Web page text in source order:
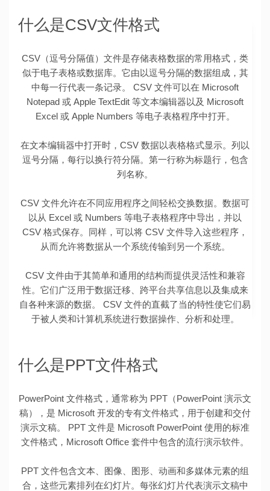
什么是CSV文件格式
CSV（逗号分隔值）文件是存储表格数据的常用格式，类
似于电子表格或数据库。它由以逗号分隔的数据组成，其
中每一行代表一条记录。 CSV 文件可以在 Microsoft
Notepad 或 Apple TextEdit 等文本编辑器以及 Microsoft
Excel 或 Apple Numbers 等电子表格程序中打开。
在文本编辑器中打开时，CSV 数据以表格格式显示。列以
逗号分隔，每行以换行符分隔。第一行称为标题行，包含
列名称。
CSV 文件允许在不同应用程序之间轻松交换数据。数据可
以从 Excel 或 Numbers 等电子表格程序中导出，并以
CSV 格式保存。同样，可以将 CSV 文件导入这些程序，
从而允许将数据从一个系统传输到另一个系统。
CSV 文件由于其简单和通用的结构而提供灵活性和兼容
性。它们广泛用于数据迁移、跨平台共享信息以及集成来
自各种来源的数据。 CSV 文件的直截了当的特性使它们易
于被人类和计算机系统进行数据操作、分析和处理。
什么是PPT文件格式
PowerPoint 文件格式，通常称为 PPT（PowerPoint 演示文
稿），是 Microsoft 开发的专有文件格式，用于创建和交付
演示文稿。 PPT 文件是 Microsoft PowerPoint 使用的标准
文件格式，Microsoft Office 套件中包含的流行演示软件。
PPT 文件包含文本、图像、图形、动画和多媒体元素的组
合，这些元素排列在幻灯片。每张幻灯片代表演示文稿中